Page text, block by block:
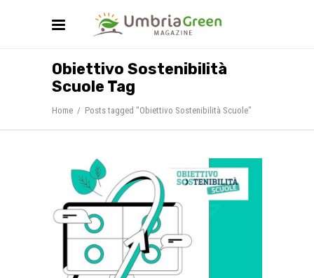
Obiettivo Sostenibilità
Scuole Tag
Home / Posts tagged "Obiettivo Sostenibilità Scuole"